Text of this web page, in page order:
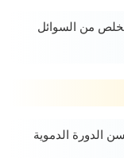
من السوائل
الدورة الدموية